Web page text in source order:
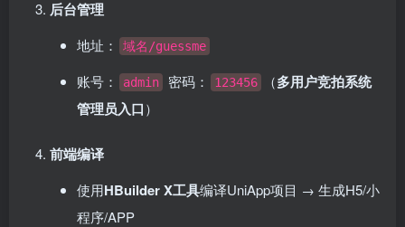
后台管理
地址： 域名/guessme
账号： admin 密码： 123456 （多用户竞拍系统
管理员入口）
前端编译
使用HBuilder X工具编译UniApp项目 → 生成H5/小
程序/APP